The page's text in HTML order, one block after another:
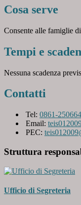
Cosa serve
Consente alle famiglie
Tempi e
Nessuna scadenza
Contatti
Tel: 0861-250664
Email:
PEC:
Struttura
Ufficio di Segreteria